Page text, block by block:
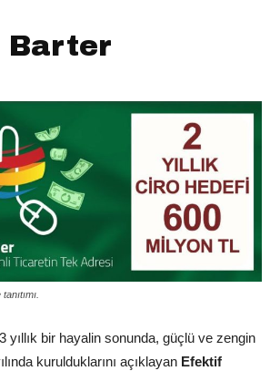
Barter
yıllık bir hayalin sonunda, güçlü ve zengin
kurulduklarını açıklayan Efektif